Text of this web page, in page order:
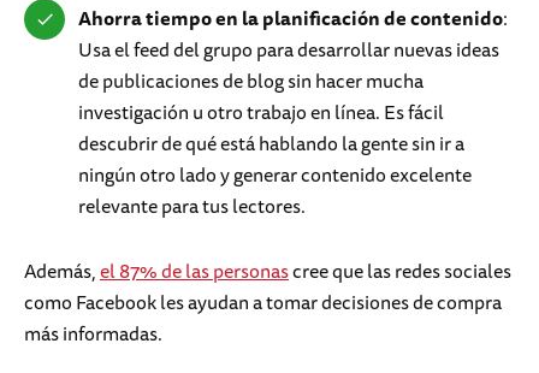
Ahorra tiempo en la planificación de contenido:
Usa el feed del grupo para desarrollar nuevas ideas
de publicaciones de blog sin hacer mucha
investigación u otro trabajo en línea. Es fácil
descubrir de qué está hablando la gente sin ir a
ningún otro lado y generar contenido excelente
relevante para tus lectores.
Además,el 87% de las personascree que las redes sociales
como Facebook les ayudan a tomar decisiones de compra
más informadas.